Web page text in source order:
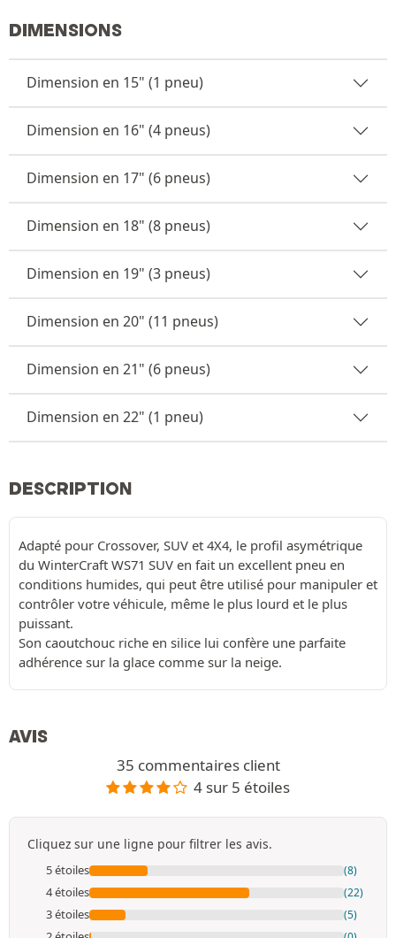
DIMENSIONS
Dimension en 15" (1 pneu)
Dimension en 16" (4 pneus)
Dimension en 17" (6 pneus)
Dimension en 18" (8 pneus)
Dimension en 19" (3 pneus)
Dimension en 20" (11 pneus)
Dimension en 21" (6 pneus)
Dimension en 22" (1 pneu)
DESCRIPTION
Adapté pour Crossover, SUV et 4X4, le profil asymétrique
du WinterCraft WS71 SUV en fait un excellent pneu en
conditions humides, qui peut être utilisé pour manipuler et
contrôler votre véhicule, même le plus lourd et le plus
puissant.
Son caoutchouc riche en silice lui confère une parfaite
adhérence sur la glace comme sur la neige.
AVIS
35 commentaires client
4 sur 5 étoiles
Cliquez sur une ligne pour filtrer les avis.
5 étoiles (8)
4 étoiles (22)
3 étoiles (5)